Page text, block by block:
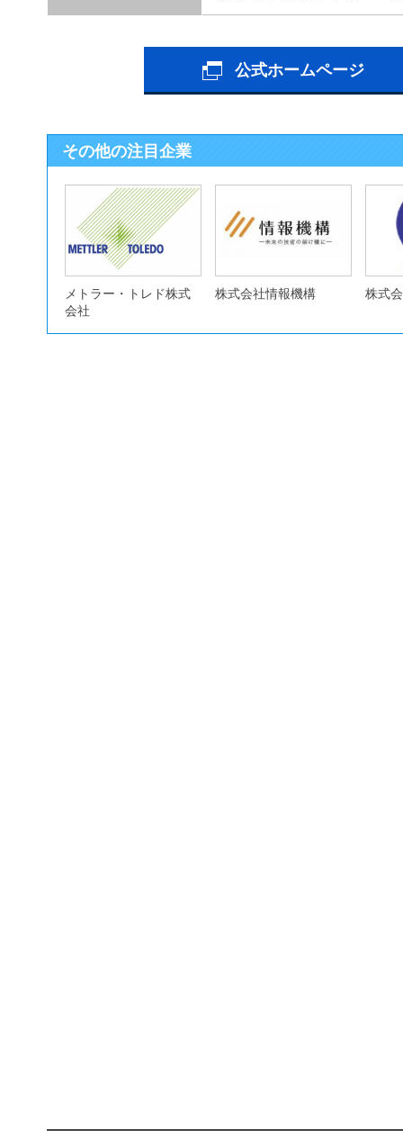
公式ホームページ
その他の注目企業
メトラー・トレド株式
会社
株式会社情報機構 株式